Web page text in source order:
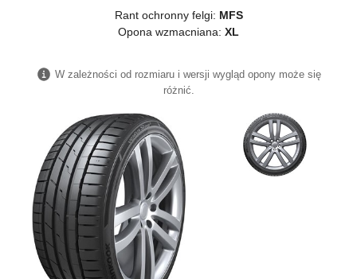
Rant ochronny felgi: MFS
Opona wzmacniana: XL
W zależności od rozmiaru i wersji wygląd opony może się
różnić.